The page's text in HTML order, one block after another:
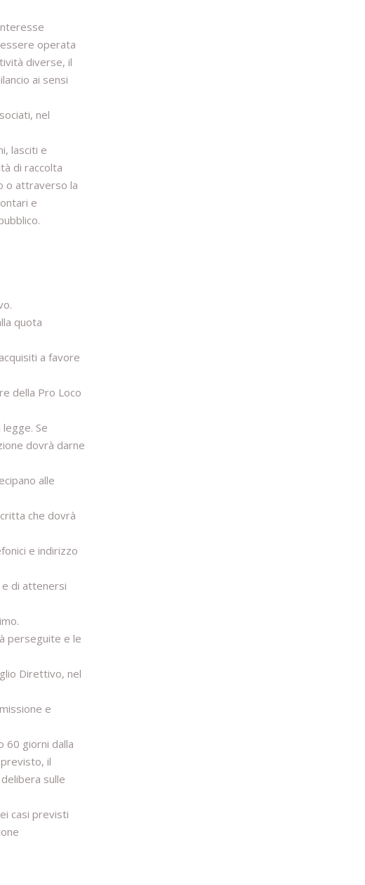
operata
diverse, il
ai sensi
nel
lasciti e
di raccolta
o attraverso la
e
quota
a favore
della Pro Loco
Se
dovrà darne
alle
che dovrà
e indirizzo
di attenersi
perseguite e le
Direttivo, nel
e
60 giorni dalla
il
sulle
casi previsti